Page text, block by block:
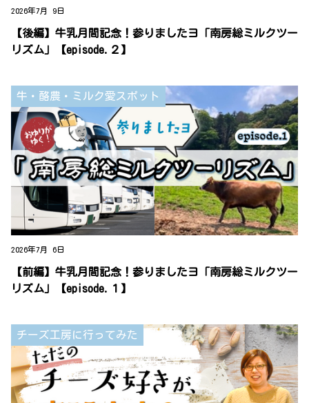
2026年7月 9日
【後編】牛乳月間記念！参りましたヨ「南房総ミルクツー
リズム」【episode.２】
牛・酪農・ミルク愛スポット
2026年7月 6日
【前編】牛乳月間記念！参りましたヨ「南房総ミルクツー
リズム」【episode.１】
チーズ工房に行ってみた